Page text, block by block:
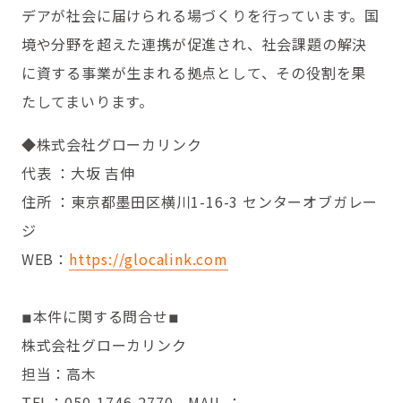
デアが社会に届けられる場づくりを行っています。国
境や分野を超えた連携が促進され、社会課題の解決
に資する事業が生まれる拠点として、その役割を果
たしてまいります。
◆株式会社グローカリンク
代表 ：大坂 吉伸
住所 ：東京都墨田区横川1-16-3 センターオブガレー
ジ
WEB： https://glocalink.com
◾︎本件に関する問合せ◾︎
株式会社グローカリンク
担当：高木